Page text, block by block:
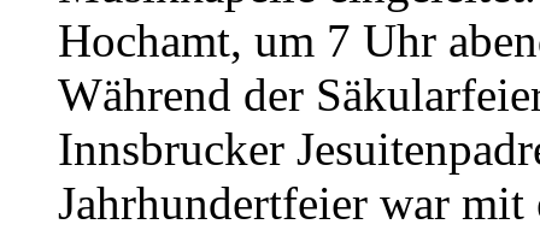
Hochamt, um 7 Uhr
Während der
Innsbrucker
Jahrhundertfeier war